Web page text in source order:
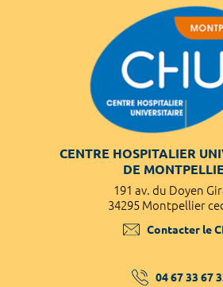
CENTRE HOSPITALIER
DE
191 av. du Doyen
34295 Montpellier
Contacter le
04 67 33 67